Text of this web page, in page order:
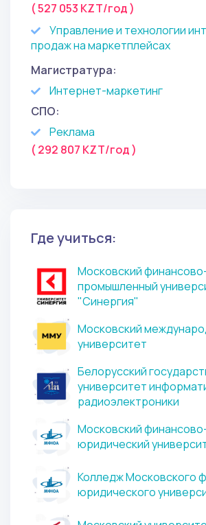
( 527 053 KZT/год )
Управление и технологии
продаж на маркетплейсах
Магистратура:
Интернет-маркетинг
СПО:
Реклама
( 292 807 KZT/год )
Где учиться:
Московский
промышленный
"Синергия"
Московский
университет
Белорусский
университет
радиоэлектроники
Московский
юридический
Колледж Московского
юридического